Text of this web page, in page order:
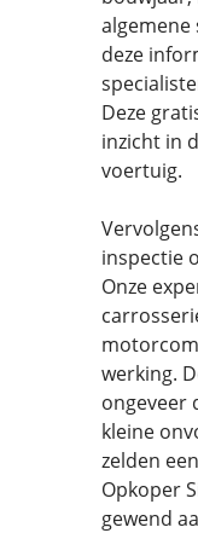
algemene
deze
Deze
inzicht in
voertuig.
inspectie
Onze
werking.
ongeveer
kleine
zelden
Opkoper
gewend